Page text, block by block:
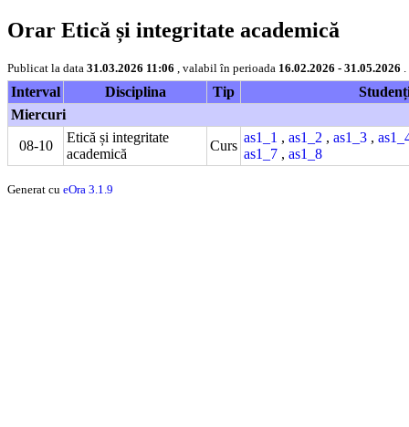
Orar Etică și integritate academică
Publicat la data 31.03.2026 11:06 , valabil în perioada 16.02.2026 - 31.05.2026
Interval Disciplina Tip
Miercuri
08-10
Etică și integritate
academică
Curs
as1_1 , as1_2 , as1_3 ,
as1_7 , as1_8
Generat cu eOra 3.1.9